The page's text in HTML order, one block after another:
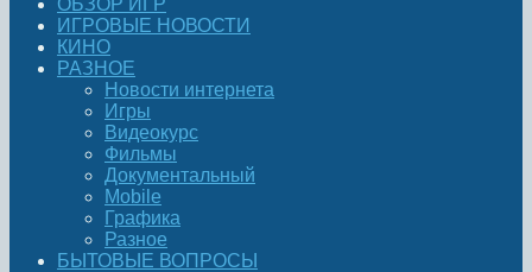
ОБЗОР ИГР
ИГРОВЫЕ НОВОСТИ
КИНО
РАЗНОЕ
Новости интернета
Игры
Видеокурс
Фильмы
Документальный
Mobile
Графика
Разное
БЫТОВЫЕ ВОПРОСЫ